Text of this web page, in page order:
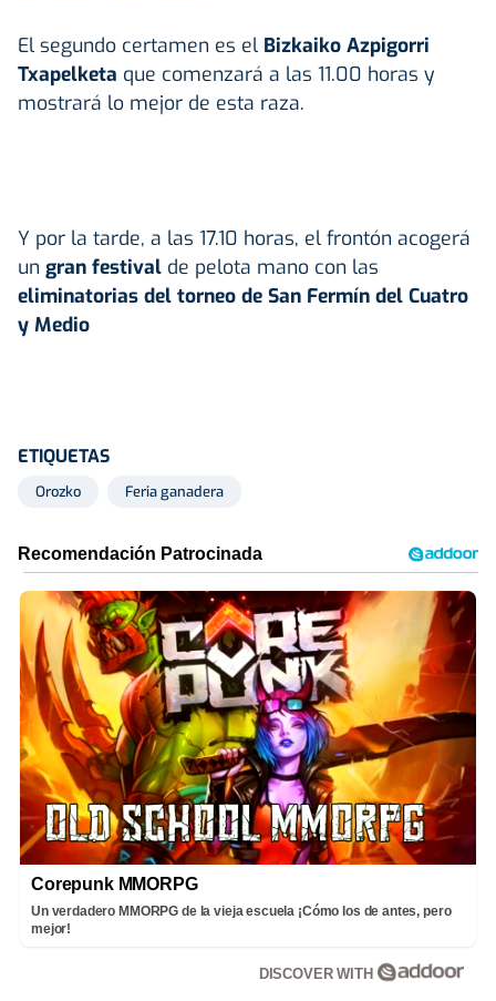
El segundo certamen es el Bizkaiko Azpigorri
Txapelketa que comenzará a las 11.00 horas y
mostrará lo mejor de esta raza.
Y por la tarde, a las 17.10 horas, el frontón acogerá
un gran festival de pelota mano con las
eliminatorias del torneo de San Fermín del Cuatro
y Medio
ETIQUETAS
Orozko Feria ganadera
Corepunk MMORPG
Un verdadero MMORPG de la vieja escuela ¡Cómo los de antes, pero
mejor!
DISCOVER WITH